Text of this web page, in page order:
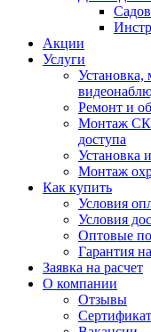
Акции
Услуги
Ремонт и
Монтаж
доступа
Установка
Монтаж
Как купить
Условия
Условия
Оптовые
Гарантия
Заявка на расчет
О компании
Отзывы